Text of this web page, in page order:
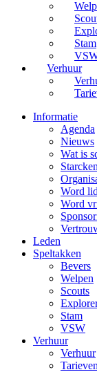
Stam
Verhuur
Informatie
Agenda
Nieuws
Wat is
Word
Word
Leden
Speltakken
Bevers
Welpen
Scouts
Stam
VSW
Verhuur
Verhuur
Tarieven